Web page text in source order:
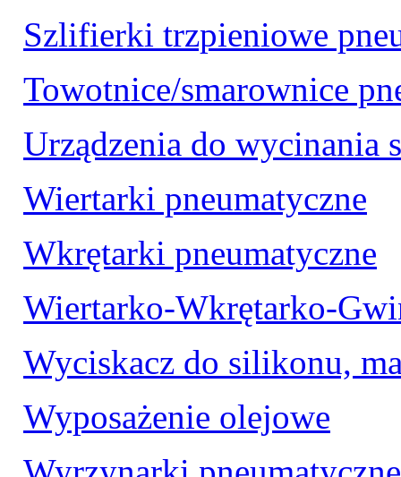
Szlifierki trzpieniowe
Towotnice/smarownice
Urządzenia do wycinania
Wiertarki pneumatyczne
Wkrętarki pneumatyczne
Wiertarko-Wkrętarko-
Wyciskacz do silikonu,
Wyposażenie olejowe